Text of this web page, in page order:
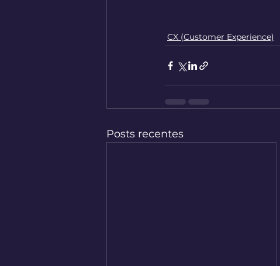
CX (Customer Experience)
Posts recentes